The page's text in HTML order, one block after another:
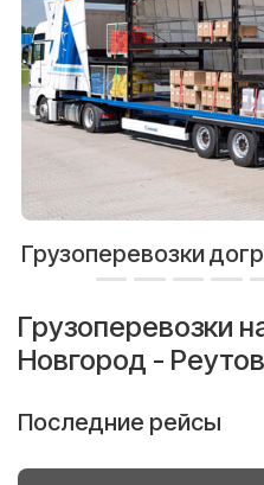
Грузоперевозки
Грузоперевозки
Новгород - Реутов
Последние рейсы